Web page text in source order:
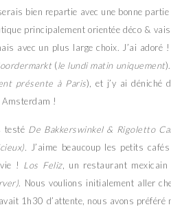
bien repartie avec une bonne
principalement orientée déco &
avec un plus large choix. J’ai adoré
(le lundi matin uniquement
présente à Paris), et j’y ai déniché
Amsterdam !
testé De Bakkerswinkel & Rigoletto
J’aime beaucoup les petits
! Los Feliz, un restaurant
. Nous voulions initialement aller
1h30 d’attente, nous avons préféré